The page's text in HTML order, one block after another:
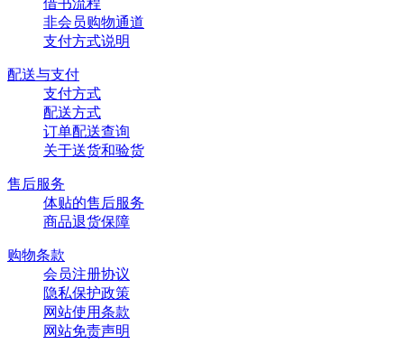
借书流程
非会员购物通道
支付方式说明
配送与支付
支付方式
配送方式
订单配送查询
关于送货和验货
售后服务
体贴的售后服务
商品退货保障
购物条款
会员注册协议
隐私保护政策
网站使用条款
网站免责声明